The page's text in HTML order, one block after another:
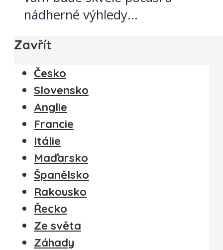
nádherné výhledy...
Zavřít
Česko
Slovensko
Anglie
Francie
Itálie
Maďarsko
Španělsko
Rakousko
Řecko
Ze světa
Záhady